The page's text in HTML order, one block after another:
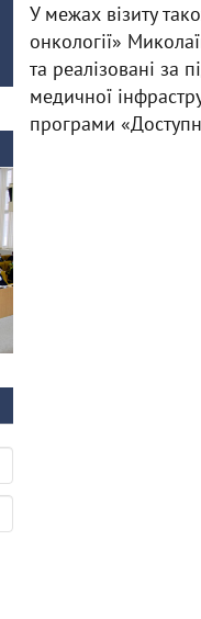
У межах візиту
онкології»
та реалізовані за
медичної
програми